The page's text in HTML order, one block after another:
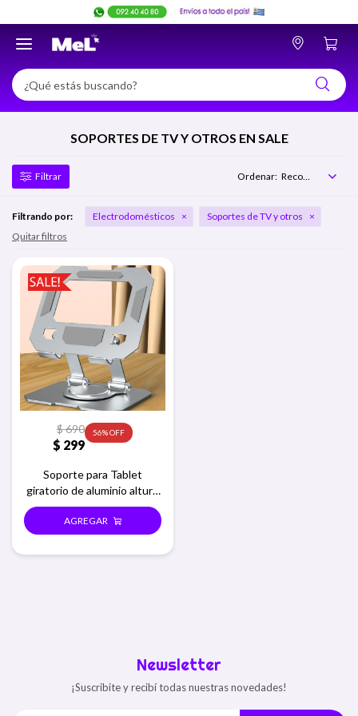

SOPORTES DE TV Y OTROS EN SALE
Recomendados
Filtrando por: Electrodomésticos
Soportes de TV y otros
Quitar filtros
$ 299
$690 56
Soporte para Tablet
giratorio de aluminio altura
regulable
Newsletter
¡Suscribite y recibí todas nuestras novedades!